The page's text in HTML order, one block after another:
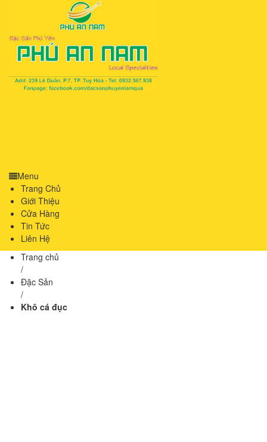
Menu
Trang Chủ
Giới Thiệu
Cửa Hàng
Tin Tức
Liên Hệ
Trang chủ
/
Đặc Sản
/
Khô cá đục